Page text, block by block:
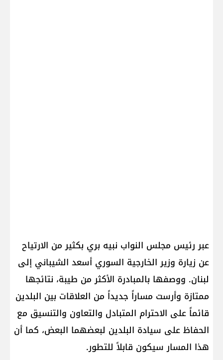
عبر رئيس مجلس النواب ​نبيه بري​ بكثير من الارتياح
عن زيارة وزير الخارجية السوري ​أسعد الشيباني​ إلى ​
لبنان​. ووصفها بالمبادرة الأكثر من طيبة، نتائجها
ممتازة وأرست مساراً جديداً من العلاقات بين البلدين
قائماً على الاحترام المتبادل والتعاون والتنسيق مع
الحفاظ على سيادة البلدين لبعضهما البعض، كما أن
هذا المسار سيكون قابلاً للتطور.